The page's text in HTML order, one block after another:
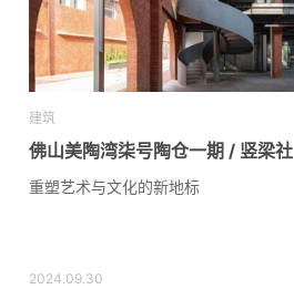
建筑
佛山美陶湾柒号陶仓一期 / 竖梁社
重塑艺术与文化的新地标
2024.09.30